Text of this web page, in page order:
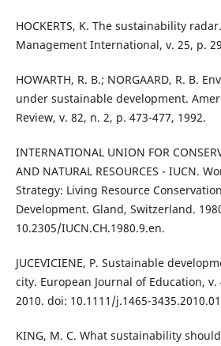
HOCKERTS, K. The sustainability
Management International, v. 25, p.
HOWARTH, R. B.; NORGAARD, R. B.
under sustainable development.
Review, v. 82, n. 2, p. 473-477, 1992.
INTERNATIONAL UNION FOR
AND NATURAL RESOURCES - IUCN.
Strategy: Living Resource
Development. Gland, Switzerland.
10.2305/IUCN.CH.1980.9.en.
JUCEVICIENE, P. Sustainable
city. European Journal of Education, v.
2010. doi: 10.1111/j.1465-
KING, M. C. What sustainability